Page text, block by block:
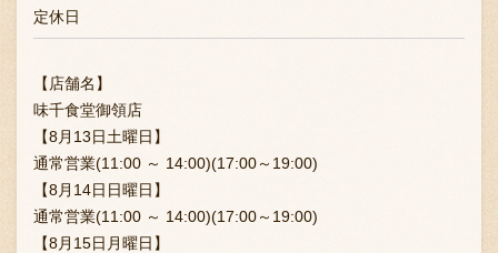
定休日
【店舗名】
味千食堂御領店
【8月13日土曜日】
通常営業(11:00 ～ 14:00)(17:00～19:00)
【8月14日日曜日】
通常営業(11:00 ～ 14:00)(17:00～19:00)
【8月15日月曜日】